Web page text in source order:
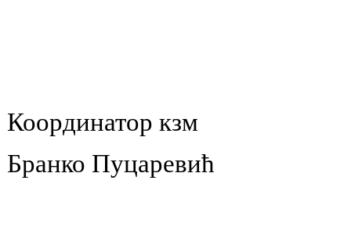
Координатор кзм
Бранко Пуцаревић